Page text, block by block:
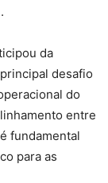
da
desafio
do
entre
fundamental
para as